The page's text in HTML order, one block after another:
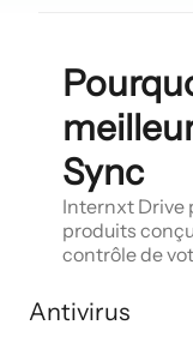
Sync
Internxt Drive
produits
contrôle de
Antivirus